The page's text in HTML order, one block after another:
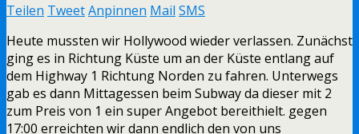
Teilen TweetAnpinnen Mail SMS
Heute mussten wir Hollywood wieder verlassen. Zunächst
ging es in Richtung Küste um an der Küste entlang auf
dem Highway 1 Richtung Norden zu fahren. Unterwegs
gab es dann Mittagessen beim Subway da dieser mit 2
zum Preis von 1 ein super Angebot bereithielt. gegen
17:00 erreichten wir dann endlich den von uns